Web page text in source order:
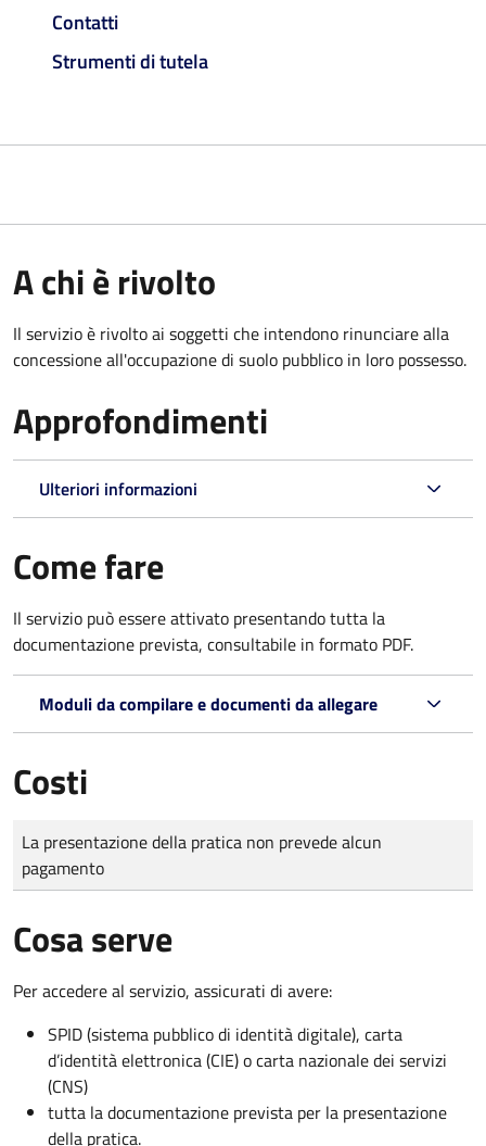
Contatti
Strumenti di tutela
A chi è rivolto
Il servizio è rivolto ai soggetti che intendono rinunciare alla
concessione all'occupazione di suolo pubblico in loro possesso.
Approfondimenti
Ulteriori informazioni
Come fare
Il servizio può essere attivato presentando tutta la
documentazione prevista, consultabile in formato PDF.
Moduli da compilare e documenti da allegare
Costi
Tipo di pagamento
Importo
La presentazione della pratica non prevede alcun
pagamento
Cosa serve
Per accedere al servizio, assicurati di avere:
SPID (sistema pubblico di identità digitale), carta
d’identità elettronica (CIE) o carta nazionale dei servizi
(CNS)
tutta la documentazione prevista per la presentazione
della pratica.